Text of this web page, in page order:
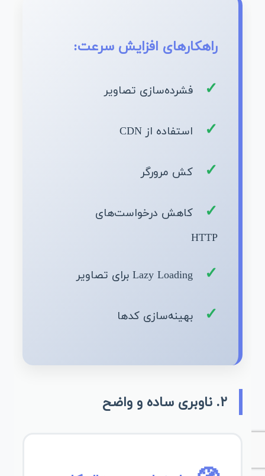
راهکارهای افزایش سرعت:
فشرده‌سازی تصاویر
استفاده از CDN
کش مرورگر
کاهش درخواست‌های
HTTP
Lazy Loading برای تصاویر
بهینه‌سازی کدها
۲. ناوبری ساده و واضح